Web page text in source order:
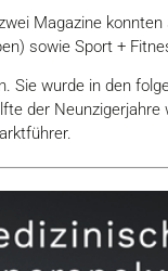
Magazine
sowie Sport +
Sie wurde in den
der Neunzigerjahre